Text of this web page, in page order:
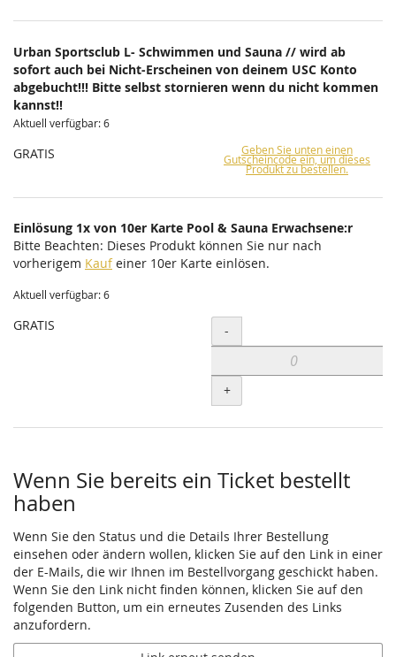
Urban Sportsclub L- Schwimmen und Sauna // wird ab
sofort auch bei Nicht-Erscheinen von deinem USC Konto
abgebucht!!! Bitte selbst stornieren wenn du nicht kommen
kannst!!
Aktuell verfügbar: 6
GRATIS Geben Sie unten einen
Gutscheincode ein, um dieses
Produkt zu bestellen.
Einlösung 1x von 10er Karte Pool & Sauna Erwachsene:r
Bitte Beachten: Dieses Produkt können Sie nur nach
vorherigem Kaufeiner 10er Karte einlösen.
Aktuell verfügbar: 6
GRATIS Menge
-
+
Wenn Sie bereits ein Ticket bestellt
haben
Wenn Sie den Status und die Details Ihrer Bestellung
einsehen oder ändern wollen, klicken Sie auf den Link in einer
der E-Mails, die wir Ihnen im Bestellvorgang geschickt haben.
Wenn Sie den Link nicht finden können, klicken Sie auf den
folgenden Button, um ein erneutes Zusenden des Links
anzufordern.